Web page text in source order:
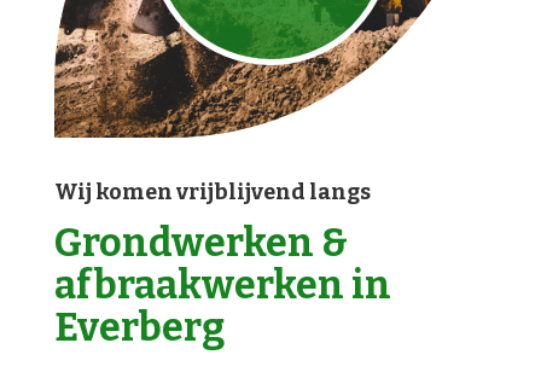
Wij komen vrijblijvend langs
Grondwerken &
afbraakwerken in
Everberg